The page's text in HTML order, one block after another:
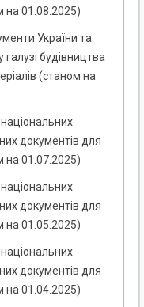
на 01.08.2025)
України та
будівництва
(станом на
документів для
на 01.07.2025)
документів для
на 01.05.2025)
документів для
на 01.04.2025)